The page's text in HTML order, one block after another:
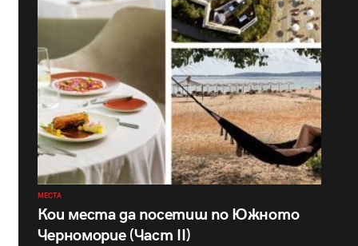
МЕСТА
Кои места да посетиш по Южното
Черноморие (Част II)